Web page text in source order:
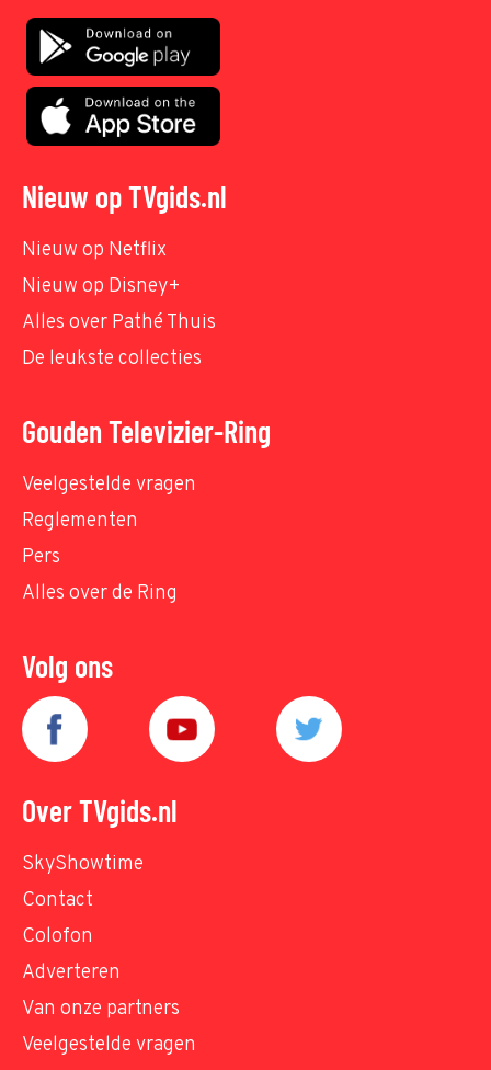
Nieuw op TVgids.nl
Nieuw op Netflix
Nieuw op Disney+
Alles over Pathé Thuis
De leukste collecties
Gouden Televizier-Ring
Veelgestelde vragen
Reglementen
Pers
Alles over de Ring
Volg ons
Over TVgids.nl
SkyShowtime
Contact
Colofon
Adverteren
Van onze partners
Veelgestelde vragen